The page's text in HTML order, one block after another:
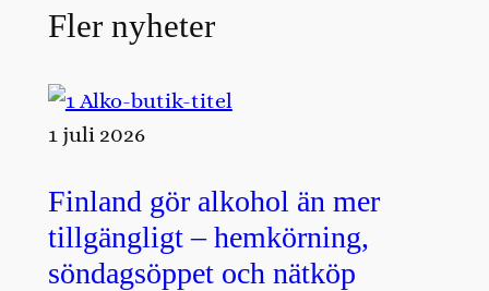
Fler nyheter
1 juli 2026
Finland gör alkohol än mer
tillgängligt – hemkörning,
söndagsöppet och nätköp